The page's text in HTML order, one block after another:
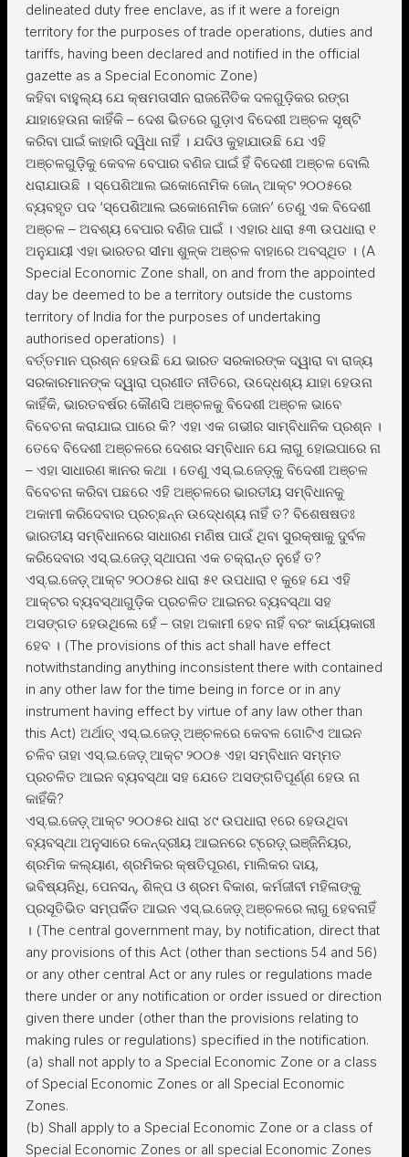
delineated duty free enclave, as if it were a foreign
territory for the purposes of trade operations, duties and
tariffs, having been declared and notified in the official
gazette as a Special Economic Zone)
କହିବା ବାହୁଲ୍ୟ ଯେ କ୍ଷମତାସୀନ ରାଜନୈତିକ ଦଳଗୁଡ଼ିକର ରଙ୍ଗ
ଯାହାହେଉନା କାହିଁକି – ଦେଶ ଭିତରେ ଗୁଡ଼ାଏ ବିଦେଶୀ ଅଞ୍ଚଳ ସୃଷ୍ଟି
କରିବା ପାଇଁ କାହାରି ଦ୍ୱିଧା ନାହିଁ । ଯଦିଓ କୁହାଯାଉଛି ଯେ ଏହି
ଅଞ୍ଚଳଗୁଡ଼ିକୁ କେବଳ ବେପାର ବଣିଜ ପାଇଁ ହିଁ ବିଦେଶୀ ଅଞ୍ଚଳ ବୋଲି
ଧରାଯାଉଛି । ସ୍ପେଶିଆଲ ଇକୋନୋମିକ ଜୋନ୍ ଆକ୍ଟ ୨୦୦୫ରେ
ବ୍ୟବହୃତ ପଦ ‘ସ୍ପେଶିଆଲ ଇକୋନୋମିକ ଜୋନ’ ତେଣୁ ଏକ ବିଦେଶୀ
ଅଞ୍ଚଳ – ଅବଶ୍ୟ ବେପାର ବଣିଜ ପାଇଁ । ଏହାର ଧାରା ୫୩ ଉପଧାରା ୧
ଅନୁଯାୟୀ ଏହା ଭାରତର ସୀମା ଶୁଳ୍କ ଅଞ୍ଚଳ ବାହାରେ ଅବସ୍ଥିତ । (A
Special Economic Zone shall, on and from the appointed
day be deemed to be a territory outside the customs
territory of India for the purposes of undertaking
authorised operations) ।
ବର୍ତ୍ତମାନ ପ୍ରଶ୍ନ ହେଉଛି ଯେ ଭାରତ ସରକାରଙ୍କ ଦ୍ୱାରା ବା ରାଜ୍ୟ
ସରକାରମାନଙ୍କ ଦ୍ୱାରା ପ୍ରଣୀତ ନୀତିରେ, ଉଦେ୍ଧଶ୍ୟ ଯାହା ହେଉନା
କାହିଁକି, ଭାରତବର୍ଷର କୌଣସି ଅଞ୍ଚଳକୁ ବିଦେଶୀ ଅଞ୍ଚଳ ଭାବେ
ବିବେଚନା କରାଯାଇ ପାରେ କି? ଏହା ଏକ ଗଭୀର ସାମ୍ବିଧାନିକ ପ୍ରଶ୍ନ ।
ତେବେ ବିଦେଶୀ ଅଞ୍ଚଳରେ ଦେଶର ସମ୍ବିଧାନ ଯେ ଲାଗୁ ହୋଇପାରେ ନା
– ଏହା ସାଧାରଣ ଜ୍ଞାନର କଥା । ତେଣୁ ଏସ୍.ଇ.ଜେଡ଼୍କୁ ବିଦେଶୀ ଅଞ୍ଚଳ
ବିବେଚନା କରିବା ପଛରେ ଏହି ଅଞ୍ଚଳରେ ଭାରତୀୟ ସମ୍ବିଧାନକୁ
ଅକାମୀ କରିଦେବାର ପ୍ରଚ୍ଛନ୍ନ ଉଦେ୍ଧଶ୍ୟ ନାହିଁ ତ? ବିଶେଷଷତଃ
ଭାରତୀୟ ସମ୍ବିଧାନରେ ସାଧାରଣ ମଣିଷ ପାଉଁ ଥିବା ସୁରକ୍ଷାକୁ ଦୁର୍ବଳ
କରିଦେବାର ଏସ୍.ଇ.ଜେଡ଼୍ ସ୍ଥାପନା ଏକ ଚକ୍ରାନ୍ତ ନୁହେଁ ତ?
ଏସ୍.ଇ.ଜେଡ଼୍ ଆକ୍ଟ ୨୦୦୫ର ଧାରା ୫୧ ଉପଧାରା ୧ କୁହେ ଯେ ଏହି
ଆକ୍ଟର ବ୍ୟବସ୍ଥାଗୁଡ଼ିକ ପ୍ରଚଳିତ ଆଇନର ବ୍ୟବସ୍ଥା ସହ
ଅସଙ୍ଗତ ହେଉଥିଲେ ହେଁ – ତାହା ଅକାମୀ ହେବ ନାହିଁ ବରଂ କାର୍ଯ୍ୟକାରୀ
ହେବ । (The provisions of this act shall have effect
notwithstanding anything inconsistent there with contained
in any other law for the time being in force or in any
instrument having effect by virtue of any law other than
this Act) ଅର୍ଥାତ୍ ଏସ୍.ଇ.ଜେଡ଼୍ ଅଞ୍ଚଳରେ କେବଳ ଗୋଟିଏ ଆଇନ
ଚଳିବ ତାହା ଏସ୍.ଇ.ଜେଡ଼୍ ଆକ୍ଟ ୨୦୦୫ ଏହା ସମ୍ବିଧାନ ସମ୍ମତ
ପ୍ରଚଳିତ ଆଇନ ବ୍ୟବସ୍ଥା ସହ ଯେତେ ଅସଙ୍ଗତିପୂର୍ଣ୍ଣ ହେଉ ନା
କାହିଁକି?
ଏସ୍.ଇ.ଜେଡ଼୍ ଆକ୍ଟ ୨୦୦୫ର ଧାରା ୪୯ ଉପଧାରା ୧ରେ ହେଉଥିବା
ବ୍ୟବସ୍ଥା ଅନୁସାରେ କେନ୍ଦ୍ରୀୟ ଆଇନରେ ଟ୍ରେଡ଼୍ ଇଞ୍ଜିନିୟର,
ଶ୍ରମିକ କଲ୍ୟାଣ, ଶ୍ରମିକର କ୍ଷତିପୂରଣ, ମାଲିକର ଦାୟ,
ଭବିଷ୍ୟନିଧି, ପେନସନ୍, ଶିଳ୍ପ ଓ ଶ୍ରମ ବିକାଶ, କର୍ମଜୀବୀ ମହିଳାଙ୍କୁ
ପ୍ରସୂତିଭିତ ସମ୍ପର୍କିତ ଆଇନ ଏସ୍.ଇ.ଜେଡ଼୍ ଅଞ୍ଚଳରେ ଲାଗୁ ହେବନାହିଁ
। (The central government may, by notification, direct that
any provisions of this Act (other than sections 54 and 56)
or any other central Act or any rules or regulations made
there under or any notification or order issued or direction
given there under (other than the provisions relating to
making rules or regulations) specified in the notification.
(a) shall not apply to a Special Economic Zone or a class
of Special Economic Zones or all Special Economic
Zones.
(b) Shall apply to a Special Economic Zone or a class of
Special Economic Zones or all special Economic Zones